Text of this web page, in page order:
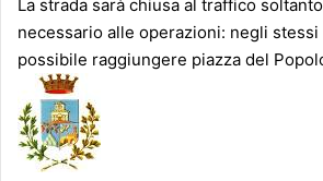
La strada sarà chiusa al traffico
necessario alle operazioni: negli
possibile raggiungere piazza del